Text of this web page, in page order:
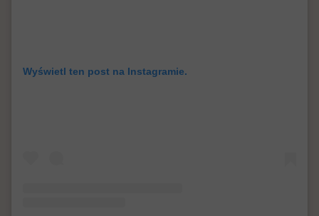
Wyświetl ten post na Instagramie.